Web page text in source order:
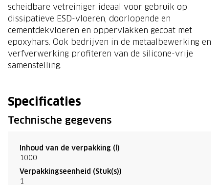
scheidbare vetreiniger ideaal voor gebruik op
dissipatieve ESD-vloeren, doorlopende en
cementdekvloeren en oppervlakken gecoat met
epoxyhars. Ook bedrijven in de metaalbewerking en
verfverwerking profiteren van de silicone-vrije
samenstelling.
Specificaties
Technische gegevens
Inhoud van de verpakking (l)
1000
Verpakkingseenheid (Stuk(s))
1